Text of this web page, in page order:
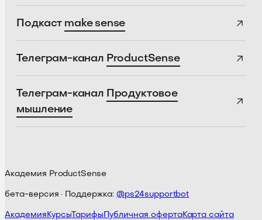
Подкаст make sense
Телеграм-канал ProductSense
Телеграм-канал Продуктовое
мышление
Академия ProductSense
бета-версия · Поддержка: @ps24supportbot
Академия КурсыТарифы Публичная офертаКарта сайта